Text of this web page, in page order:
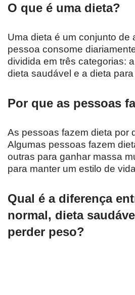
O que é uma dieta?
Uma dieta é um conjunto de
pessoa consome
dividida em três categorias:
dieta saudável e a dieta
Por que as pessoas
As pessoas fazem dieta por
Algumas pessoas fazem
outras para ganhar massa
para manter um estilo de
Qual é a diferença
normal, dieta
perder peso?